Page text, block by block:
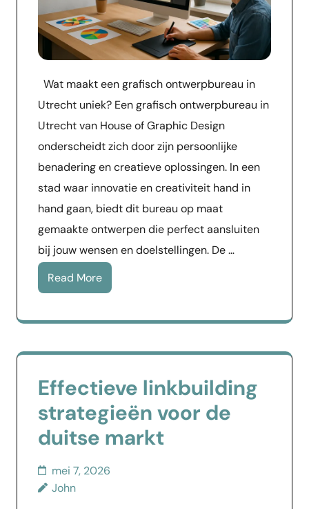
Wat maakt een grafisch ontwerpbureau in
Utrecht uniek? Een grafisch ontwerpbureau in
Utrecht van House of Graphic Design
onderscheidt zich door zijn persoonlijke
benadering en creatieve oplossingen. In een
stad waar innovatie en creativiteit hand in
hand gaan, biedt dit bureau op maat
gemaakte ontwerpen die perfect aansluiten
bij jouw wensen en doelstellingen. De …
Read More
Effectieve linkbuilding
strategieën voor de
duitse markt
mei 7, 2026
John